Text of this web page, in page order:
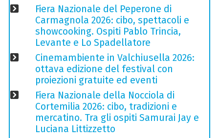
Fiera Nazionale del Peperone di
Carmagnola 2026: cibo, spettacoli e
showcooking. Ospiti Pablo Trincia,
Levante e Lo Spadellatore
Cinemambiente in Valchiusella 2026:
ottava edizione del festival con
proiezioni gratuite ed eventi
Fiera Nazionale della Nocciola di
Cortemilia 2026: cibo, tradizioni e
mercatino. Tra gli ospiti Samurai Jay e
Luciana Littizzetto